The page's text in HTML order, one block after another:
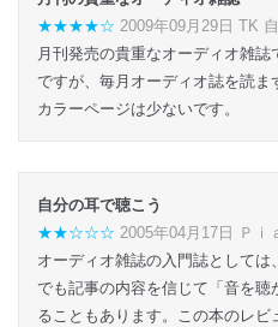
★★★★☆ 2009年09月29日 TK
月刊発売の貴重なオーディオ雑
ですが、毎月オーディオ誌を読ま
カラーページは少ないです。
自分の耳で聴こう
★★☆☆☆ 2005年04月17日 Ｐ
オーディオ雑誌の入門誌としては
でも記事の内容を信じて「音を
ることもあります。この本のレ